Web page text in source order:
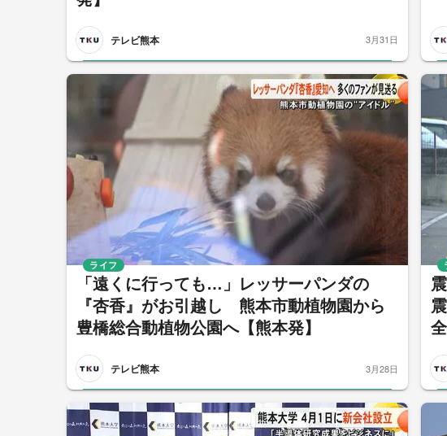
テレビ熊本 3月31日
「遠くに行っても…」レッサーパンダの
『杏香』がお引越し 熊本市動植物園から
豊橋総合動植物公園へ【熊本発】
テレビ熊本
ライフ
3月28日